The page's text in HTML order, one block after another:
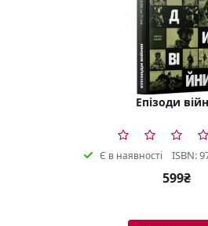
Епізоди
Є в наявності ISBN:
599₴